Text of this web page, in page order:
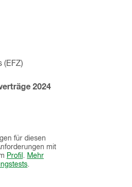
(EFZ)
2024
für diesen
mit
Profil . Mehr
.